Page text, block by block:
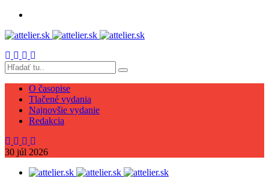
O časopise
Tlačené vydania
Najnovšie vydanie
Redakcia
30 júl 2026